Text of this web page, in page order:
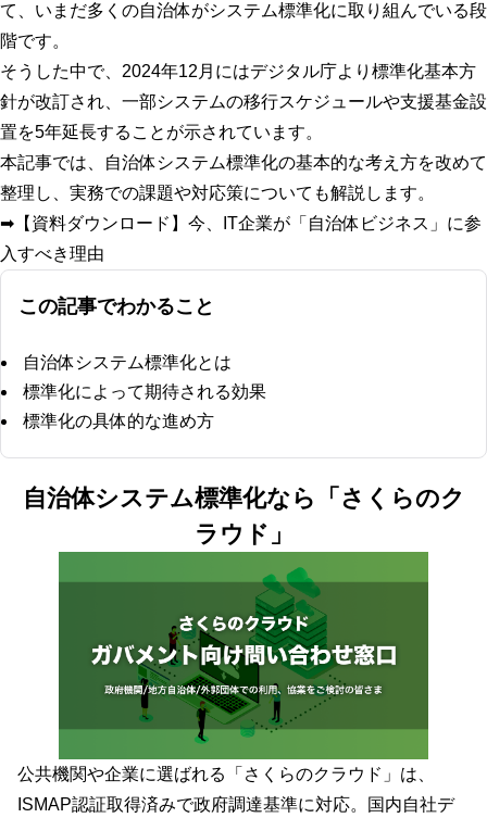
て、いまだ多くの自治体がシステム標準化に取り組んでいる段
階です。
そうした中で、2024年12月にはデジタル庁より標準化基本方
針が改訂され、一部システムの移行スケジュールや支援基金設
置を5年延長することが示されています。
本記事では、自治体システム標準化の基本的な考え方を改めて
整理し、実務での課題や対応策についても解説します。
➡︎【資料ダウンロード】今、IT企業が「自治体ビジネス」に参
入すべき理由
この記事でわかること
自治体システム標準化とは
標準化によって期待される効果
標準化の具体的な進め方
自治体システム標準化なら「さくらのク
ラウド」
公共機関や企業に選ばれる「さくらのクラウド」は、
ISMAP認証取得済みで政府調達基準に対応。国内自社デ